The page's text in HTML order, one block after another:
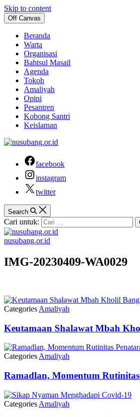
Skip to content
Off Canvas
Beranda
Warta
Organisasi
Bahtsul Masail
Agenda
Tokoh
Amaliyah
Opini
Pesantren
Kobong Santri
Keislaman
facebook
instagram
twitter
Search
Cari untuk:
nusubang.or.id
IMG-20230409-WA0029
Categories Amaliyah
Keutamaan Shalawat Mbah
Categories Amaliyah
Ramadlan, Momentum
Categories Amaliyah